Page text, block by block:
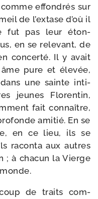
effon­drés sur
de l’extase d’où il
fut pas leur éton­
en se rele­vant, de
concer­té. Il y avait
pure et éle­vée,
une sainte inti­
jeunes Florentin,
fait connaître,
ami­tié. En se
en ce lieu, ils se
racon­ta aux autres
; à cha­cun la Vierge
de traits com­